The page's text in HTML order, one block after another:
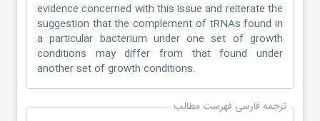
evidence concerned with this issue and reiterate the
suggestion that the complement of tRNAs found in
a particular bacterium under one set of growth
conditions may differ from that found under
another set of growth conditions.
ترجمه فارسی فهرست مطالب